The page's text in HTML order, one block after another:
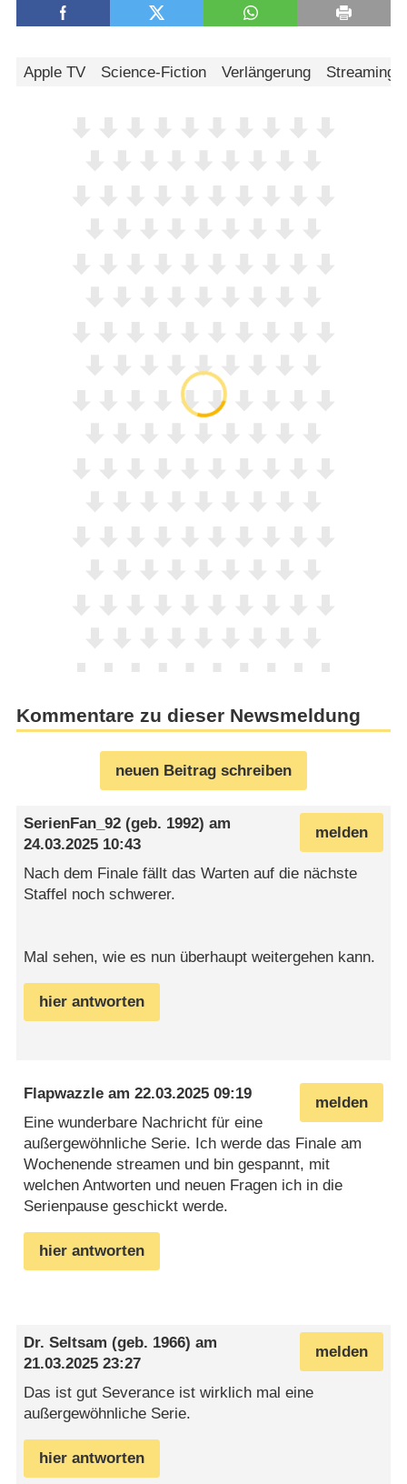
Apple TV Science-Fiction Verlängerung Streaming
Kommentare zu dieser Newsmeldung
neuen Beitrag schreiben
melden
SerienFan_92 (geb. 1992) am
24.03.2025 10:43
Nach dem Finale fällt das Warten auf die nächste
Staffel noch schwerer.
Mal sehen, wie es nun überhaupt weitergehen kann.
hier antworten
melden
Flapwazzle am22.03.2025 09:19
Eine wunderbare Nachricht für eine
außergewöhnliche Serie. Ich werde das Finale am
Wochenende streamen und bin gespannt, mit
welchen Antworten und neuen Fragen ich in die
Serienpause geschickt werde.
hier antworten
melden
Dr. Seltsam (geb. 1966) am
21.03.2025 23:27
Das ist gut Severance ist wirklich mal eine
außergewöhnliche Serie.
hier antworten